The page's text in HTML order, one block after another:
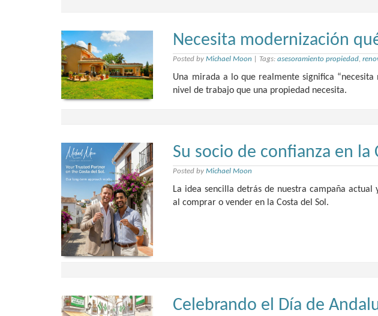
Necesita modernización
Posted byMichael Moon |Tags:asesoramiento propiedad,
Una mirada a lo que realmente significa
nivel de trabajo que una propiedad necesita.
Su socio de confianza en la
Posted byMichael Moon
La idea sencilla detrás de nuestra campaña
al comprar o vender en la Costa del Sol.
Celebrando el Día de